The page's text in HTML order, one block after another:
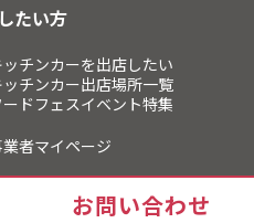
たい方
ッチンカーを出店したい
ッチンカー出店場所一覧
ードフェスイベント特集
者マイページ
お問い合わせ